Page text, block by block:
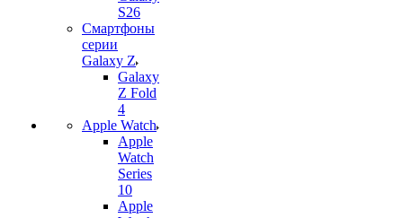
S26
Смартфоны
серии
Galaxy Z
Galaxy
Z Fold
4
Apple Watch
Apple
Watch
Series
10
Apple